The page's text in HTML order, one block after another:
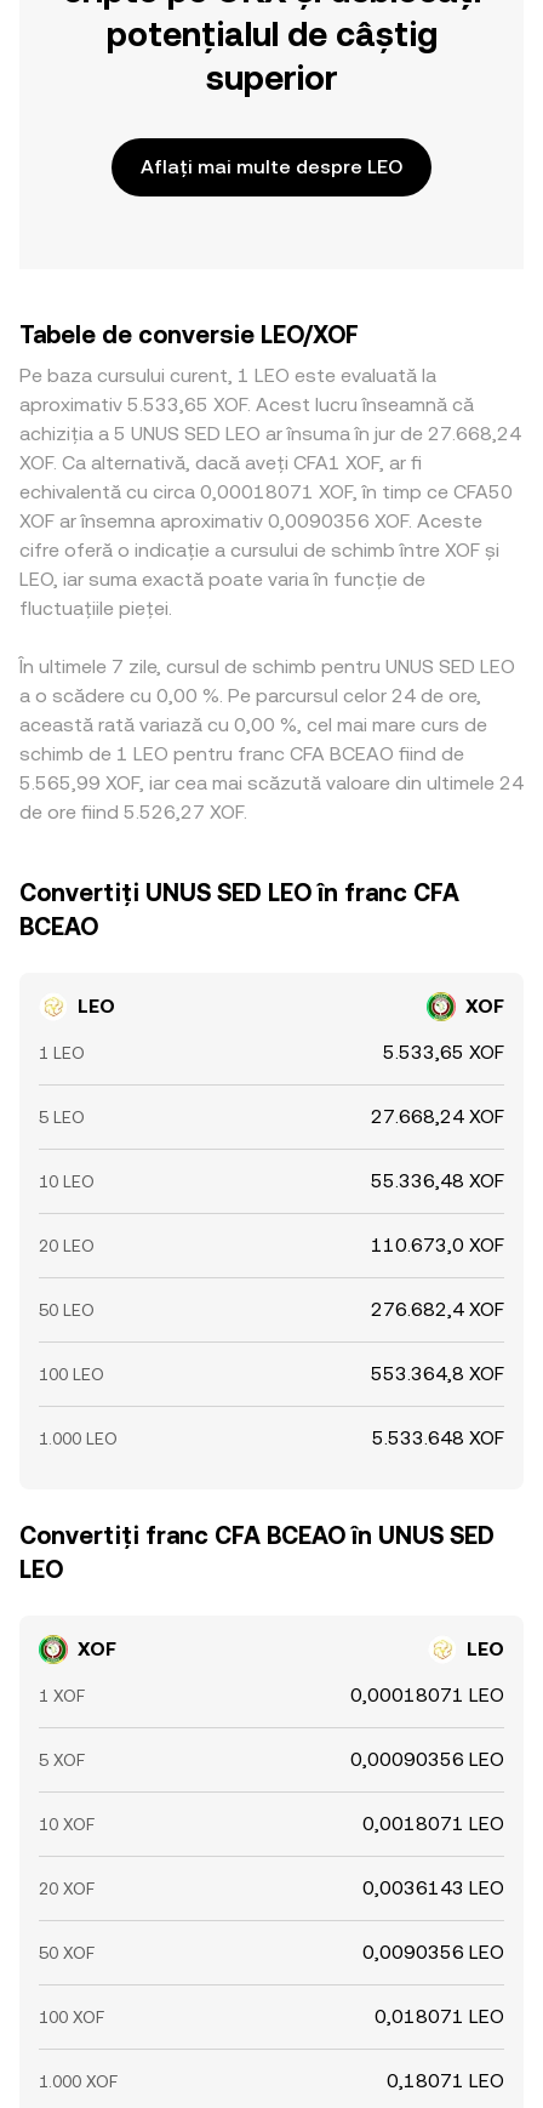
potențialul de câștig
superior
Aflați mai multe despre LEO
Tabele de conversie LEO/XOF
Pe baza cursului curent, 1 LEO este evaluată la
aproximativ 5.533,65 XOF. Acest lucru înseamnă că
achiziția a 5 UNUS SED LEO ar însuma în jur de 27.668,24
XOF. Ca alternativă, dacă aveți CFA1 XOF, ar fi
echivalentă cu circa 0,00018071 XOF, în timp ce CFA50
XOF ar însemna aproximativ 0,0090356 XOF. Aceste
cifre oferă o indicație a cursului de schimb între XOF și
LEO, iar suma exactă poate varia în funcție de
fluctuațiile pieței.
În ultimele 7 zile, cursul de schimb pentru UNUS SED LEO
a o scădere cu 0,00 %. Pe parcursul celor 24 de ore,
această rată variază cu 0,00 %, cel mai mare curs de
schimb de 1 LEO pentru franc CFA BCEAO fiind de
5.565,99 XOF, iar cea mai scăzută valoare din ultimele 24
de ore fiind 5.526,27 XOF.
Convertiți UNUS SED LEO în franc CFA
BCEAO
LEO XOF
1 LEO 5.533,65 XOF
5 LEO 27.668,24 XOF
10 LEO 55.336,48 XOF
20 LEO 110.673,0 XOF
50 LEO 276.682,4 XOF
100 LEO 553.364,8 XOF
1.000 LEO 5.533.648 XOF
Convertiți franc CFA BCEAO în UNUS SED
LEO
XOF LEO
1 XOF 0,00018071 LEO
5 XOF 0,00090356 LEO
10 XOF 0,0018071 LEO
20 XOF 0,0036143 LEO
50 XOF 0,0090356 LEO
100 XOF 0,018071 LEO
1.000 XOF 0,18071 LEO